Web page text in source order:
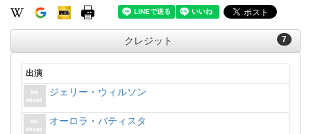
7
クレジット
出演
ジェリー・ウィルソン
オーロラ・バティスタ